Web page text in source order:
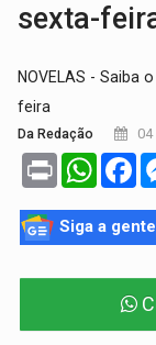
sexta-
NOVELAS - Saiba
feira
Da Redação
Print
Siga a